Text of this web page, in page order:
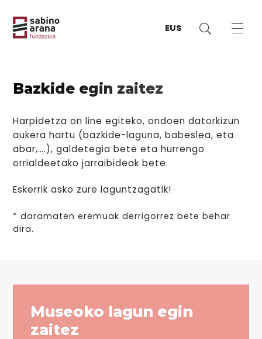
EUS
Bazkide egin zaitez
Harpidetza on line egiteko, ondoen datorkizun
aukera hartu (bazkide-laguna, babeslea, eta
abar,….), galdetegia bete eta hurrengo
orrialdeetako jarraibideak bete.
Eskerrik asko zure laguntzagatik!
* daramaten eremuak derrigorrez bete behar
dira.
Museoko lagun egin
zaitez